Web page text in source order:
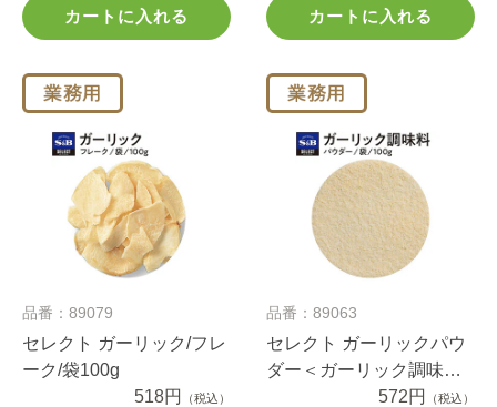
カートに入れる カートに入れる
品番：89079
セレクト ガーリック/フレ
ーク/袋100g
518円
（税込）
品番：89063
セレクト ガーリックパウ
ダー＜ガーリック調味料
572円 （税込）